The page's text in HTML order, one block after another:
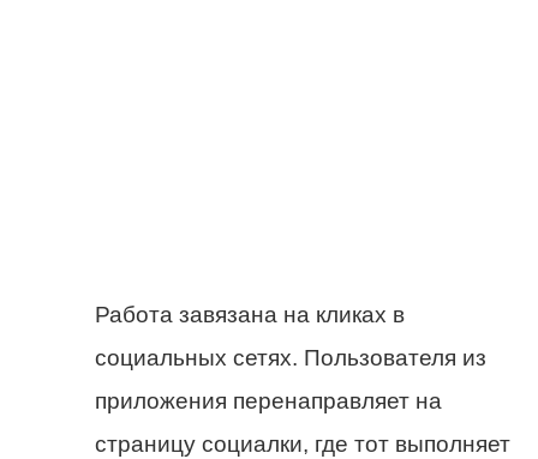
Работа завязана на кликах в
социальных сетях. Пользователя из
приложения перенаправляет на
страницу социалки, где тот выполняет